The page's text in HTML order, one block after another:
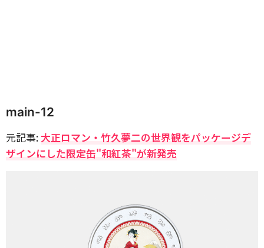
main-12
元記事:大正ロマン・竹久夢二の世界観をパッケージデ
ザインにした限定缶"和紅茶"が新発売